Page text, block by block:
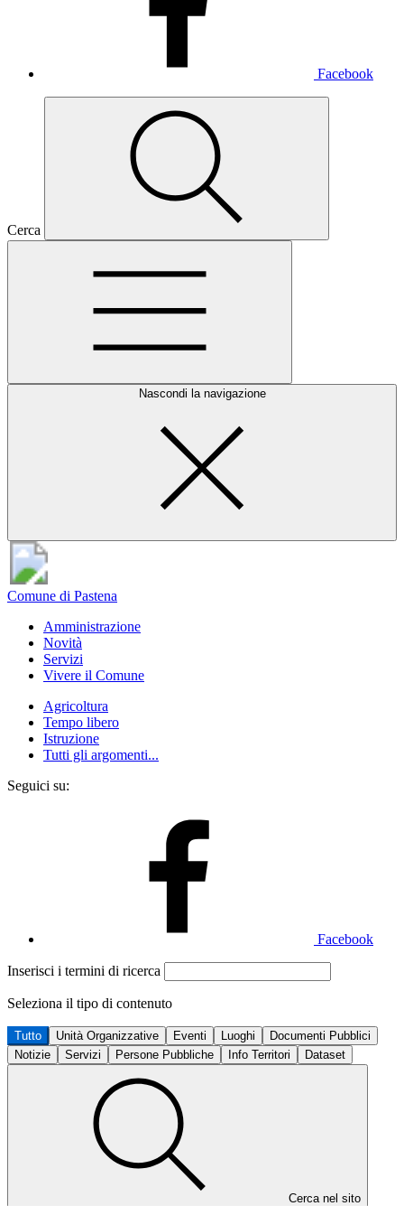
Facebook
Cerca
Nascondi la navigazione
Comune di Pastena
Amministrazione
Novità
Servizi
Vivere il Comune
Agricoltura
Tempo libero
Istruzione
Tutti gli argomenti...
Seguici su:
Facebook
Inserisci i termini di ricerca
Seleziona il tipo di contenuto
Tutto Unità Organizzative Eventi Luoghi
Documenti Pubblici
Notizie
Servizi Persone Pubbliche Info Territori Dataset
Cerca nel sito